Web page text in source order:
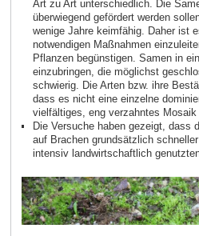
Art zu Art unterschiedlich. Die
überwiegend gefördert werden
wenige Jahre keimfähig. Daher ist
notwendigen Maßnahmen
Pflanzen begünstigen. Samen in
einzubringen, die möglichst
schwierig. Die Arten bzw. ihre
dass es nicht eine einzelne
vielfältiges, eng verzahntes Mosaik
Die Versuche haben gezeigt, dass
auf Brachen grundsätzlich
intensiv landwirtschaftlich